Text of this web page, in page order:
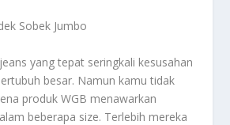
Sobek Jumbo
yang tepat seringkali kesusahan
besar. Namun kamu tidak
produk WGB menawarkan
beberapa size. Terlebih mereka